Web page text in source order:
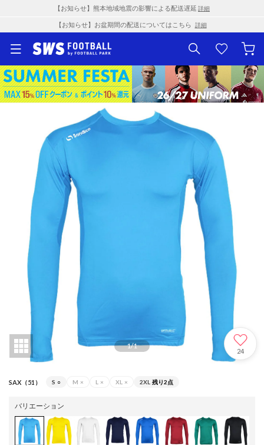
【お知らせ】熊本地域地震の影響による配送遅延 詳細
【お知らせ】お盆期間の配送についてはこちら 詳細
1/1
24
SAX（51） S ○ M × L × XL × 2XL 残り2点
バリエーション